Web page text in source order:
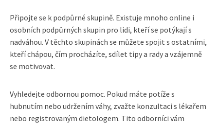
Připojte se k podpůrné skupině. Existuje mnoho online i
osobních podpůrných skupin pro lidi, kteří se potýkají s
nadváhou. V těchto skupinách se můžete spojit s ostatními,
kteří chápou, čím procházíte, sdílet tipy a rady a vzájemně
se motivovat.
Vyhledejte odbornou pomoc. Pokud máte potíže s
hubnutím nebo udržením váhy, zvažte konzultaci s lékařem
nebo registrovaným dietologem. Tito odborníci vám